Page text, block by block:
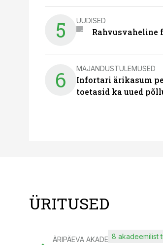
5 UUDISED
Rahvusvaheline
6 MAJANDUSTULEMUSED
Infortari ärikasum
toetasid ka uued
ÜRITUSED
ÄRIPÄEVA AKADEEMIA8 akadeemilist